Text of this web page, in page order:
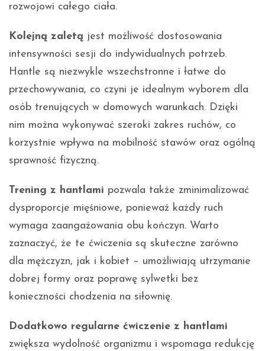
rozwojowi całego ciała.
Kolejną zaletą jest możliwość dostosowania
intensywności sesji do indywidualnych potrzeb.
Hantle są niezwykle wszechstronne i łatwe do
przechowywania, co czyni je idealnym wyborem dla
osób trenujących w domowych warunkach. Dzięki
nim można wykonywać szeroki zakres ruchów, co
korzystnie wpływa na mobilność stawów oraz ogólną
sprawność fizyczną.
Trening z hantlami pozwala także zminimalizować
dysproporcje mięśniowe, ponieważ każdy ruch
wymaga zaangażowania obu kończyn. Warto
zaznaczyć, że te ćwiczenia są skuteczne zarówno
dla mężczyzn, jak i kobiet – umożliwiają utrzymanie
dobrej formy oraz poprawę sylwetki bez
konieczności chodzenia na siłownię.
Dodatkowo regularne ćwiczenie z hantlami
zwiększa wydolność organizmu i wspomaga redukcję